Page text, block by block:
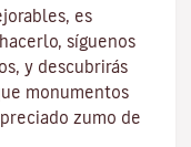
es
síguenos
y descubrirás
monumentos
zumo de